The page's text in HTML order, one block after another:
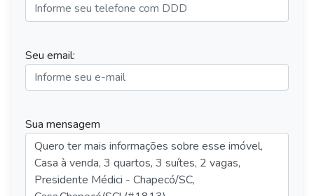
Seu email:
Sua mensagem